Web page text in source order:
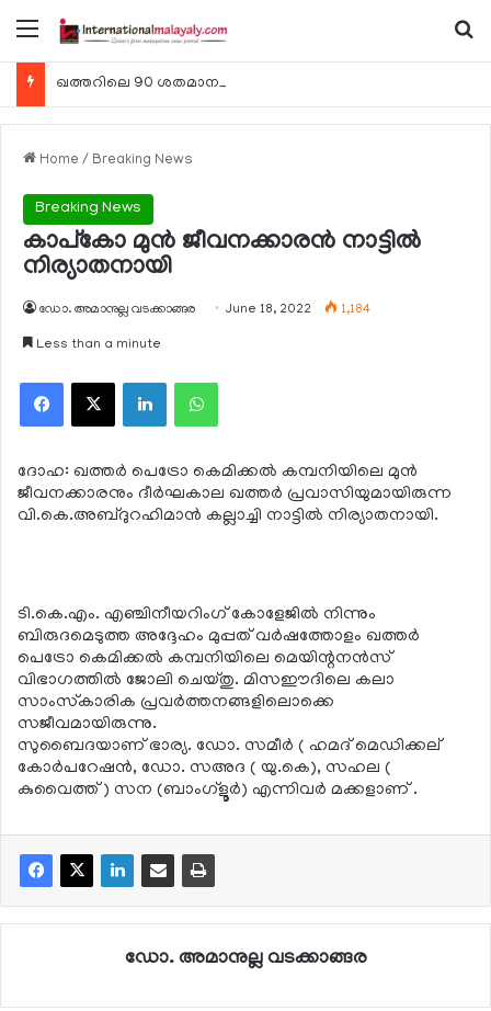
Menu
Home / Breaking News
Breaking News
കാപ്‌കോ മുന്‍ ജീവനക്കാരന്‍ നാട്ടില്‍
നിര്യാതനായി
ഡോ. അമാനുല്ല വടക്കാങ്ങര June 18, 2022 1,184
Less than a minute
Facebook
X LinkedInWhatsApp
ദോഹ: ഖത്തര്‍ പെട്രോ കെമിക്കല്‍ കമ്പനിയിലെ മുന്‍
ജീവനക്കാരനും ദീര്‍ഘകാല ഖത്തര്‍ പ്രവാസിയുമായിരുന്ന
വി.കെ.അബ്ദുറഹിമാന്‍ കല്ലാച്ചി നാട്ടില്‍ നിര്യാതനായി.
ടി.കെ.എം. എഞ്ചിനീയറിംഗ് കോളേജില്‍ നിന്നും
ബിരുദമെടുത്ത അദ്ദേഹം മുപ്പത് വര്‍ഷത്തോളം ഖത്തര്‍
പെട്രോ കെമിക്കല്‍ കമ്പനിയിലെ മെയിന്റനന്‍സ്
വിഭാഗത്തില്‍ ജോലി ചെയ്തു. മിസഈദിലെ കലാ
സാംസ്‌കാരിക പ്രവര്‍ത്തനങ്ങളിലൊക്കെ
സജീവമായിരുന്നു.
സുബൈദയാണ് ഭാര്യ. ഡോ. സമീര്‍ ( ഹമദ് മെഡിക്കല്
കോര്‍പറേഷന്‍, ഡോ. സഅദ ( യു.കെ), സഹല (
കുവൈത്ത് ) സന (ബാംഗ്‌ളൂര്‍) എന്നിവര്‍ മക്കളാണ് .
ഡോ. അമാനുല്ല വടക്കാങ്ങര